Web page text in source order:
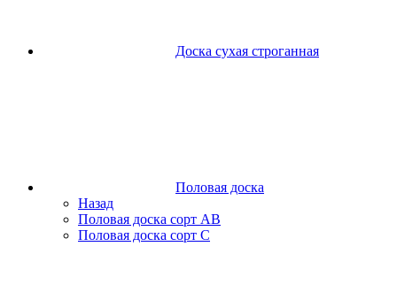
Доска сухая строганная
Половая доска
Назад
Половая доска сорт АВ
Половая доска сорт С